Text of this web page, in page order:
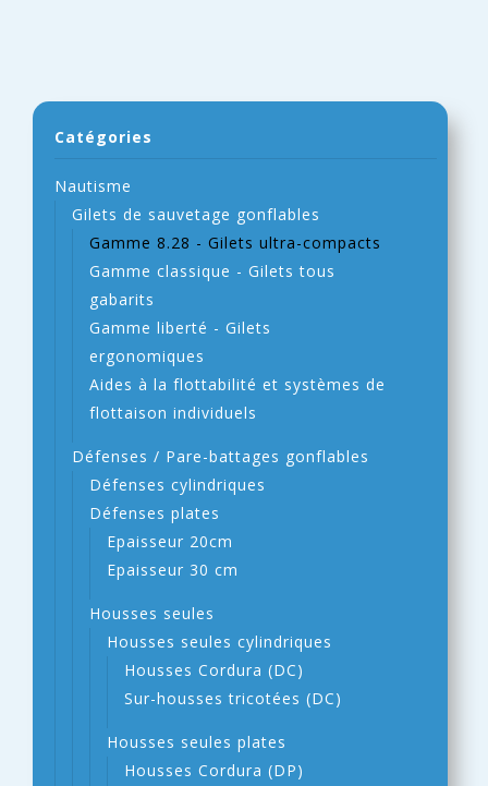
Catégories
Nautisme
Gilets de sauvetage gonflables
Gamme 8.28 - Gilets ultra-compacts
Gamme classique - Gilets tous
gabarits
Gamme liberté - Gilets
ergonomiques
Aides à la flottabilité et systèmes de
flottaison individuels
Défenses / Pare-battages gonflables
Défenses cylindriques
Défenses plates
Epaisseur 20cm
Epaisseur 30 cm
Housses seules
Housses seules cylindriques
Housses Cordura (DC)
Sur-housses tricotées (DC)
Housses seules plates
Housses Cordura (DP)